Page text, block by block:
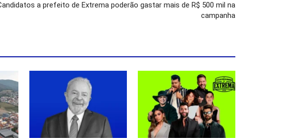
a prefeito de Extrema poderão gastar mais de R$ 500 mil na
campanha